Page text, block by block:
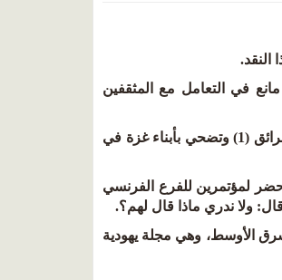
النقد.
المسلمين إلى الوثنية (338): إني لا أجد أي مانع في التعامل مع المثقفين
وصب جام غضبه على مقاومة حماس للصهاينة فقال - فض فوه-: ولذلك تفتعل حماس كل هذه الحرائق (1) وتضحي بأبناء غزة في
الصهيونية كما ذكر في كتابه نحو نقد العقل الإسلامي (297 - 298) أنه حضر لمؤتمرين للفرع الفرنسي
الأوسط، وهي مجلة يهودية